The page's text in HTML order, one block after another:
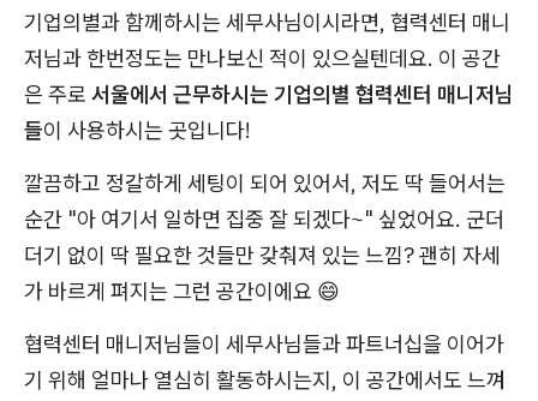
기업의별과 함께하시는 세무사님이시라면, 협력센터 매니
저님과 한번정도는 만나보신 적이 있으실텐데요. 이 공간
은 주로 서울에서 근무하시는 기업의별 협력센터 매니저님
들이 사용하시는 곳입니다!
깔끔하고 정갈하게 세팅이 되어 있어서, 저도 딱 들어서는
순간 "아 여기서 일하면 집중 잘 되겠다~" 싶었어요. 군더
더기 없이 딱 필요한 것들만 갖춰져 있는 느낌? 괜히 자세
가 바르게 펴지는 그런 공간이에요 😄
협력센터 매니저님들이 세무사님들과 파트너십을 이어가
기 위해 얼마나 열심히 활동하시는지, 이 공간에서도 느껴